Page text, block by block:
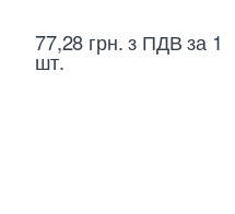
77,28 грн.з ПДВ за 1
шт.